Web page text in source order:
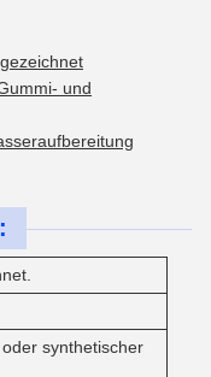
und
synthetischer